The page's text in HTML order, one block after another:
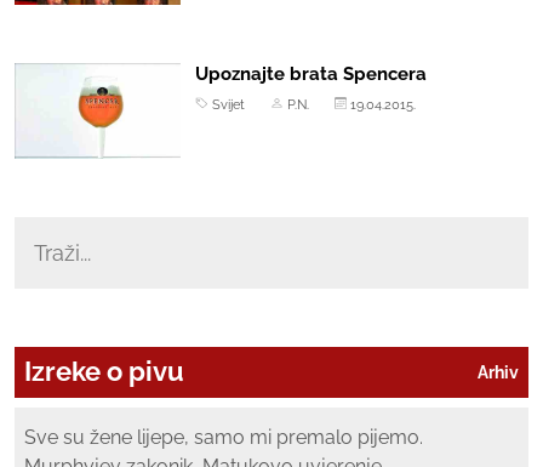
Upoznajte brata Spencera
Svijet P.N. 19.04.2015.
Arhiv
Izreke o pivu
Sve su žene lijepe, samo mi premalo pijemo.